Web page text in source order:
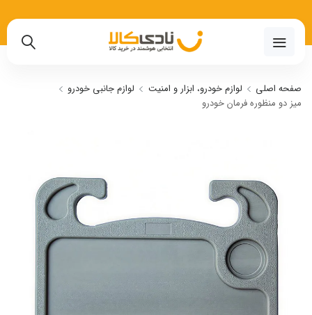
صفحه اصلی لوازم خودرو، ابزار و امنیت
لوازم جانبی خودرو
میز دو منظوره فرمان خودرو